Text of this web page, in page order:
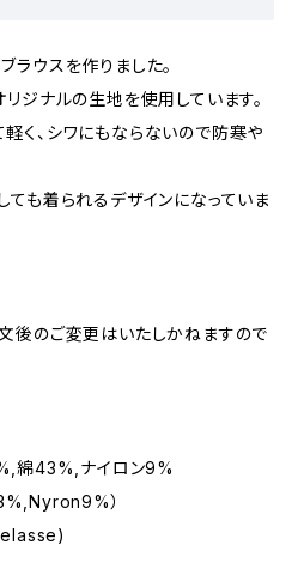
ラウスを作りました。
ジナルの生地を使用しています。
く、シワにもならないので防寒や
ても着られるデザインになっていま
後のご変更はいたしかねますので
綿43%,ナイロン9%
）